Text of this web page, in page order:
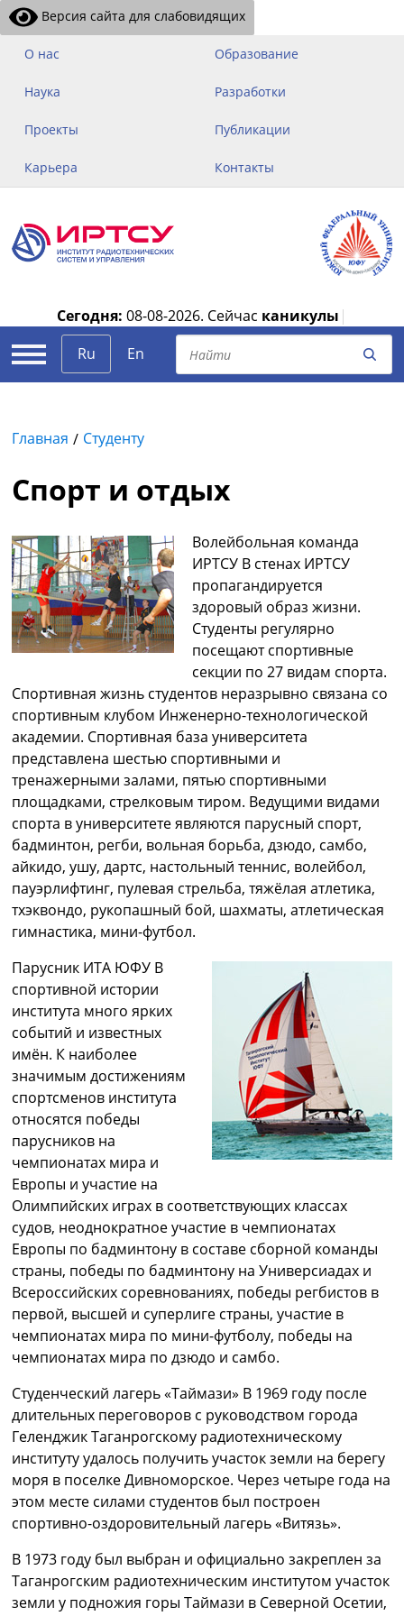
Версия сайта для слабовидящих
О нас Образование
Наука Разработки
Проекты Публикации
Карьера Контакты
Сегодня: 08-08-2026. Сейчас каникулы |
Ru
En
Главная Студенту
Спорт и отдых
Волейбольная команда
ИРТСУ В стенах ИРТСУ
пропагандируется
здоровый образ жизни.
Студенты регулярно
посещают спортивные
секции по 27 видам спорта.
Спортивная жизнь студентов неразрывно связана со
спортивным клубом Инженерно-технологической
академии. Спортивная база университета
представлена шестью спортивными и
тренажерными залами, пятью спортивными
площадками, стрелковым тиром. Ведущими видами
спорта в университете являются парусный спорт,
бадминтон, регби, вольная борьба, дзюдо, самбо,
айкидо, ушу, дартс, настольный теннис, волейбол,
пауэрлифтинг, пулевая стрельба, тяжёлая атлетика,
тхэквондо, рукопашный бой, шахматы, атлетическая
гимнастика, мини-футбол.
Парусник ИТА ЮФУ В
спортивной истории
института много ярких
событий и известных
имён. К наиболее
значимым достижениям
спортсменов института
относятся победы
парусников на
чемпионатах мира и
Европы и участие на
Олимпийских играх в соответствующих классах
судов, неоднократное участие в чемпионатах
Европы по бадминтону в составе сборной команды
страны, победы по бадминтону на Универсиадах и
Всероссийских соревнованиях, победы регбистов в
первой, высшей и суперлиге страны, участие в
чемпионатах мира по мини-футболу, победы на
чемпионатах мира по дзюдо и самбо.
Студенческий лагерь «Таймази» В 1969 году после
длительных переговоров с руководством города
Геленджик Таганрогскому радиотехническому
институту удалось получить участок земли на берегу
моря в поселке Дивноморское. Через четыре года на
этом месте силами студентов был построен
спортивно-оздоровительный лагерь «Витязь».
В 1973 году был выбран и официально закреплен за
Таганрогским радиотехническим институтом участок
земли у подножия горы Таймази в Северной Осетии,